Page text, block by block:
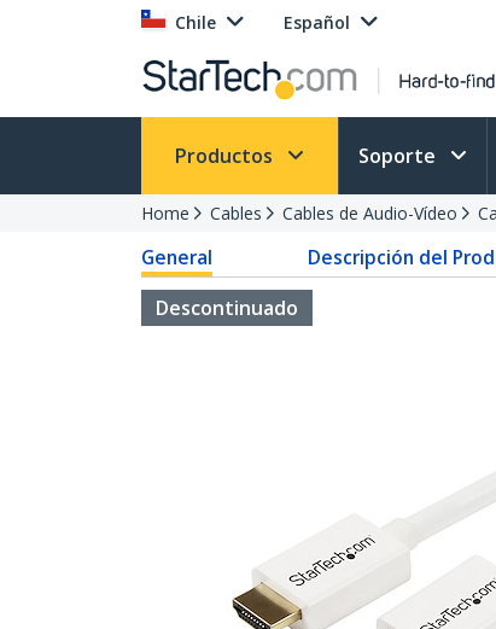
Chile Español
Productos Soporte
Home Cables Cables de Audio-Vídeo
General Descripción del
Descontinuado